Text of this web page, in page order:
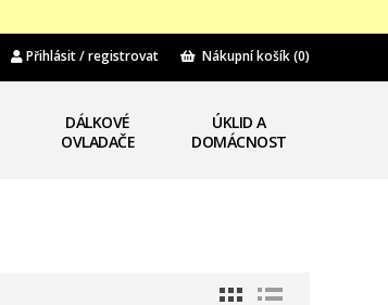
Přihlásit / registrovat Nákupní košík(0)
DÁLKOVÉ
OVLADAČE
ÚKLID A
DOMÁCNOST